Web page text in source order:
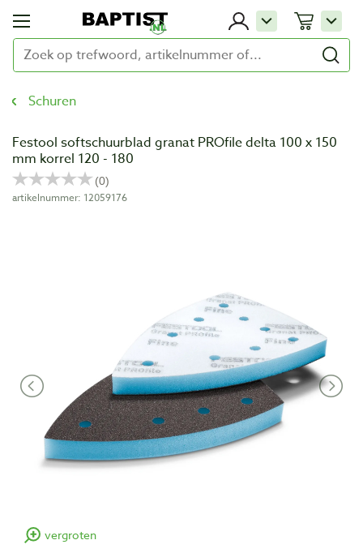
Schuren
Festool softschuurblad granat PROfile delta 100 x 150
mm korrel 120 - 180
artikelnummer: 12059176
vergroten